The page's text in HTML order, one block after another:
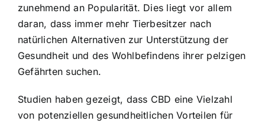
zunehmend an Popularität. Dies liegt vor allem
daran, dass immer mehr Tierbesitzer nach
natürlichen Alternativen zur Unterstützung der
Gesundheit und des Wohlbefindens ihrer pelzigen
Gefährten suchen.
Studien haben gezeigt, dass CBD eine Vielzahl
von potenziellen gesundheitlichen Vorteilen für